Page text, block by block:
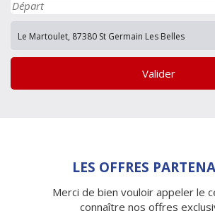
Valider
LES OFFRES
Merci de bien vouloir appeler le
connaître nos offres